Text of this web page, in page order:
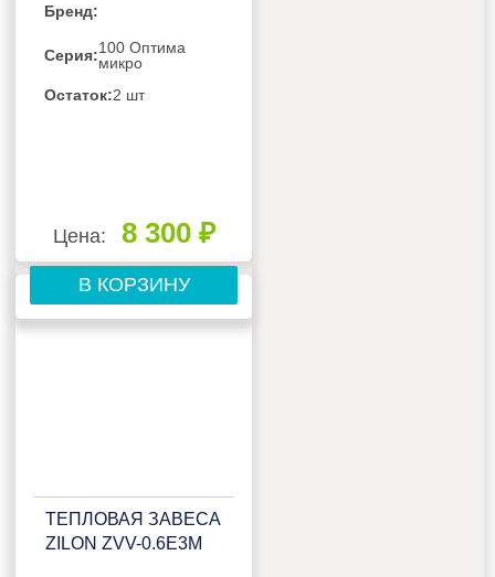
Бренд:
Серия:100 Оптима
микро
Остаток:2 шт
Цена: 8 300 ₽
В КОРЗИНУ
ТЕПЛОВАЯ ЗАВЕСА
ZILON ZVV-0.6Е3М